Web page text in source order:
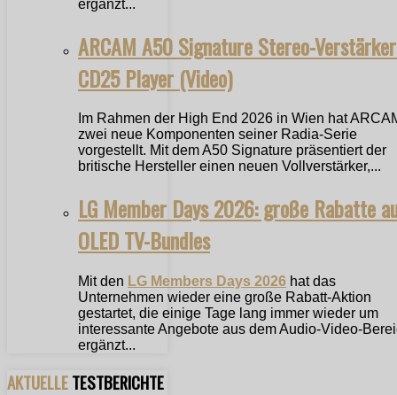
ergänzt...
ARCAM A50 Signature Stereo-
CD25 Player (Video)
Im Rahmen der High End 2026 in Wien hat
zwei neue Komponenten seiner Radia-Serie
vorgestellt. Mit dem A50 Signature präsentiert der
britische Hersteller einen neuen Vollverstärker,...
LG Member Days 2026: große Rabatte
OLED TV-Bundles
Mit den LG Members Days 2026 hat das
Unternehmen wieder eine große Rabatt-Aktion
gestartet, die einige Tage lang immer wieder um
interessante Angebote aus dem Audio-Video-
ergänzt...
AKTUELLETESTBERICHTE